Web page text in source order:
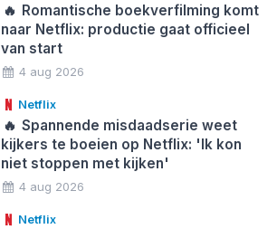
🔥 Romantische boekverfilming komt
naar Netflix: productie gaat officieel
van start
4 aug 2026
Netflix
🔥 Spannende misdaadserie weet
kijkers te boeien op Netflix: 'Ik kon
niet stoppen met kijken'
4 aug 2026
Netflix